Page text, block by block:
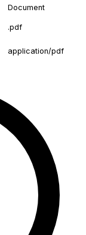
Document
.pdf
application/pdf